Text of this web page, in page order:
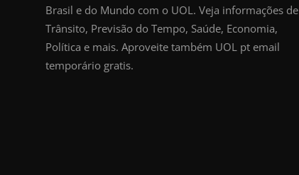
Brasil e do Mundo com o UOL. Veja informações de
Trânsito, Previsão do Tempo, Saúde, Economia,
Política e mais. Aproveite também UOL pt email
temporário gratis.